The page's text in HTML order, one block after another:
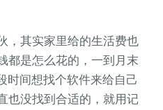
，其实家里给的生活费也
都是怎么花的，一到月末
时间想找个软件来给自己
也没找到合适的，就用记